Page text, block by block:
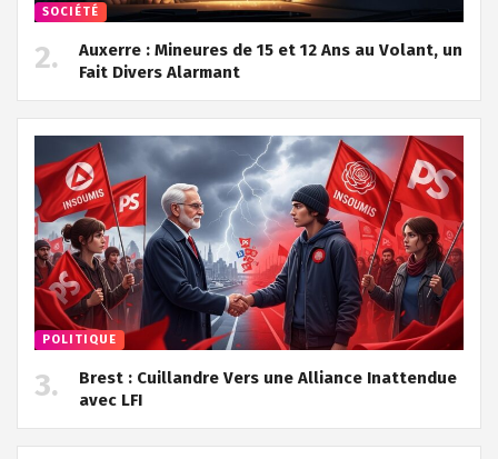
SOCIÉTÉ
Auxerre : Mineures de 15 et 12 Ans au Volant, un
Fait Divers Alarmant
POLITIQUE
Brest : Cuillandre Vers une Alliance Inattendue
avec LFI